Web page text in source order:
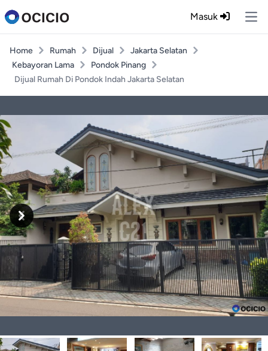
Masuk
Home Rumah Dijual
Jakarta Selatan
Kebayoran Lama
Pondok Pinang
Dijual Rumah Di Pondok Indah Jakarta Selatan
Previous
Next